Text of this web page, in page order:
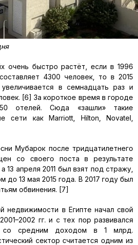
очень быстро растёт, если в 1996
4300 человек, то в 2015
в семнадцать раз и
[6] За короткое время в городе
отелей. Сюда «зашли» такие
сети как Marriott, Hilton, Novatel,
Мубарок после тридцатилетнего
со своего поста в результате
13 апреля 2011 был взят под стражу,
до 13 мая 2015 года. В 2017 году был
обвинения. [7]
недвижимости в Египте начал свой
гг. и с тех пор развивался
со средним доходом в 1 млрд.
сектор считается одним из